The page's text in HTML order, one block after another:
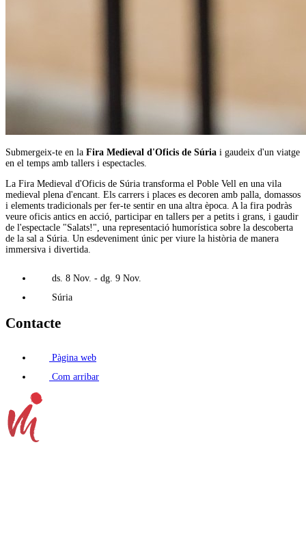
Submergeix-te en la Fira Medieval d'Oficis de Súria i gaudeix d'un viatge
en el temps amb tallers i espectacles.
La Fira Medieval d'Oficis de Súria transforma el Poble Vell en una vila
medieval plena d'encant. Els carrers i places es decoren amb palla, domassos
i elements tradicionals per fer-te sentir en una altra època. A la fira podràs
veure oficis antics en acció, participar en tallers per a petits i grans, i gaudir
de l'espectacle "Salats!", una representació humorística sobre la descoberta
de la sal a Súria. Un esdeveniment únic per viure la història de manera
immersiva i divertida.
ds. 8 Nov. - dg. 9 Nov.
Súria
Contacte
Pàgina web
Com arribar